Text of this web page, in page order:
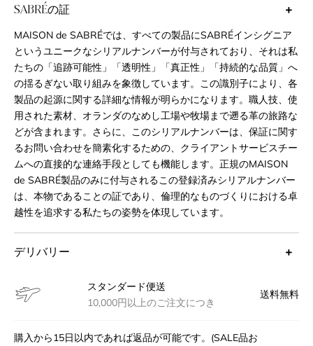
SABRÉの証
MAISON de SABRÉでは、すべての製品にSABRÉインシグニア
というユニークなシリアルナンバーが付与されており、それは私
たちの「追跡可能性」「透明性」「真正性」「持続的な品質」へ
の揺るぎない取り組みを象徴しています。この識別子により、各
製品の起源に関する詳細な情報が明らかになります。職人技、使
用された素材、オランダのなめし工場や牧場まで遡る革の旅路な
どが含まれます。さらに、このシリアルナンバーは、保証に関す
るお問い合わせを簡素化するための、クライアントサービスチー
ムへの直接的な連絡手段としても機能します。正規のMAISON
de SABRÉ製品のみに付与されるこの登録済みシリアルナンバー
は、本物であることの証であり、倫理的なものづくりにおける卓
越性を追求する私たちの姿勢を体現しています。
デリバリー
スタンダード便送
10,000円以上のご注文につき
送料無料
購入から15日以内であれば返品が可能です。(SALE品お